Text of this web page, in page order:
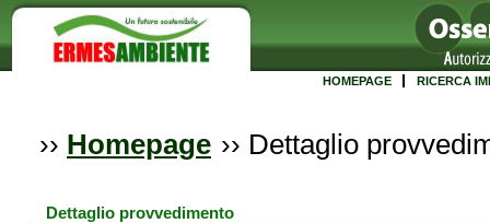
HOMEPAGE RICERCA
›› Homepage ›› Dettaglio
Dettaglio provvedimento